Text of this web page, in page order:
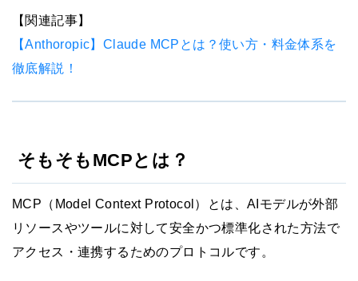
【関連記事】
【Anthoropic】Claude MCPとは？使い方・料金体系を
徹底解説！
そもそもMCPとは？
MCP（Model Context Protocol）とは、AIモデルが外部
リソースやツールに対して安全かつ標準化された方法で
アクセス・連携するためのプロトコルです。